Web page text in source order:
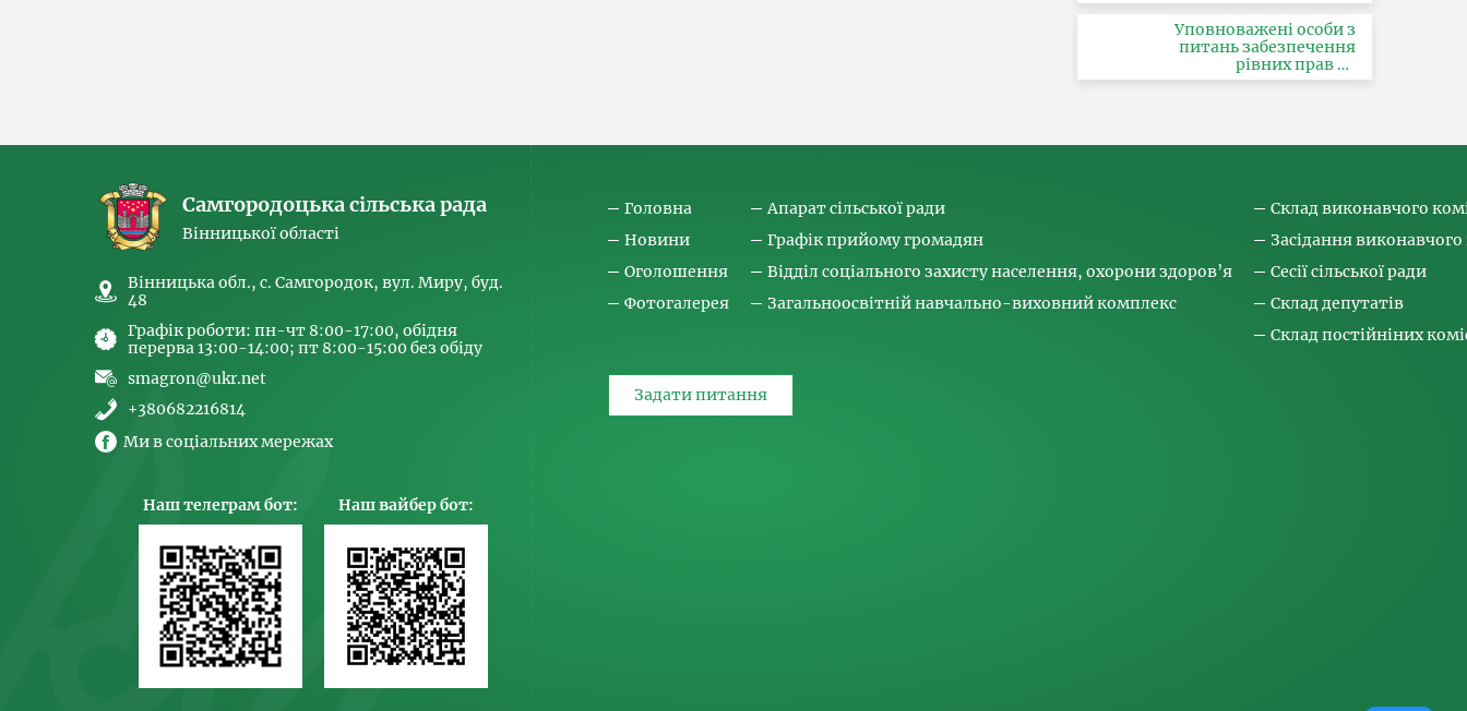
Уповноважені особи з
питань забезпечення
рівних прав та
можливостей жінок і
здійснення заходів,
людьми та координатора
Самгородоцька сільська рада
Вінницької області
Вінницька обл., с. Самгородок, вул. Миру, буд.
48
Графік роботи: пн-чт 8:00-17:00, обідня
перерва 13:00-14:00; пт 8:00-15:00 без обіду
smagron@ukr.net
+380682216814
Ми в соціальних мережах
Наш телеграм бот: Наш вайбер бот:
Головна
Новини
Оголошення
Фотогалерея
Апарат сільської ради
Графік прийому громадян
Відділ соціального захисту населення, охорони здоров’я
Загальноосвітній навчально-виховний комплекс
Склад виконавчого
Засідання
Сесії сільської ради
Склад депутатів
Склад постійніних
Задати питання